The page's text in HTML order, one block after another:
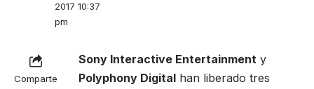
2017 10:37
pm
Comparte
Sony Interactive Entertainment y
Polyphony Digital han liberado tres